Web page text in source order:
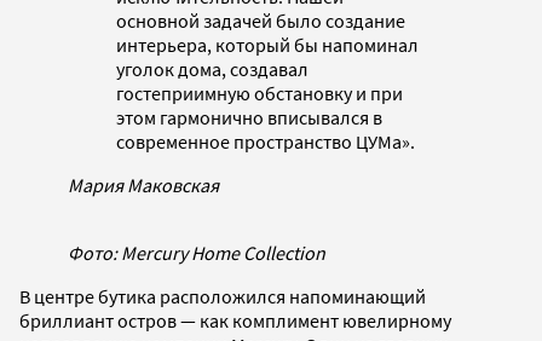
основной задачей было создание
интерьера, который бы напоминал
уголок дома, создавал
гостеприимную обстановку и при
этом гармонично вписывался в
современное пространство ЦУМа».
Мария Маковская
Фото: Mercury Home Collection
В центре бутика расположился напоминающий
бриллиант остров — как комплимент ювелирному